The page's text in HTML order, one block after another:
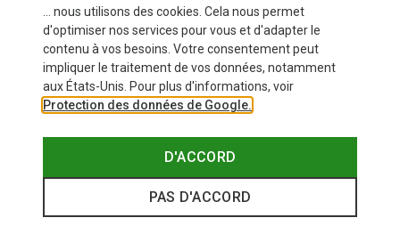
... nous utilisons des cookies. Cela nous permet
d'optimiser nos services pour vous et d'adapter le
contenu à vos besoins. Votre consentement peut
impliquer le traitement de vos données, notamment
aux États-Unis. Pour plus d'informations, voir
Protection des données de Google.
D'ACCORD
PAS D'ACCORD